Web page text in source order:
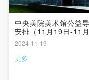
中央美院美术馆公益
安排（11月19日-11
日）| 志愿者持续招募
2024-11-19
更多